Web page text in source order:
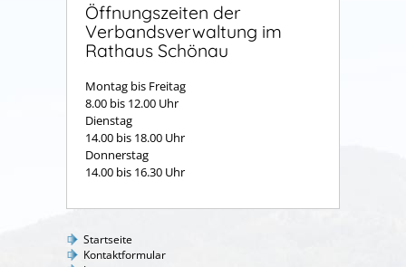
Öffnungszeiten der
Verbandsverwaltung im
Rathaus Schönau
Montag bis Freitag
8.00 bis 12.00 Uhr
Dienstag
14.00 bis 18.00 Uhr
Donnerstag
14.00 bis 16.30 Uhr
Startseite
Kontaktformular